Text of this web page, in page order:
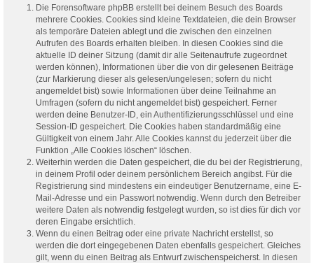
Die Forensoftware phpBB erstellt bei deinem Besuch des Boards
mehrere Cookies. Cookies sind kleine Textdateien, die dein Browser
als temporäre Dateien ablegt und die zwischen den einzelnen
Aufrufen des Boards erhalten bleiben. In diesen Cookies sind die
aktuelle ID deiner Sitzung (damit dir alle Seitenaufrufe zugeordnet
werden können), Informationen über die von dir gelesenen Beiträge
(zur Markierung dieser als gelesen/ungelesen; sofern du nicht
angemeldet bist) sowie Informationen über deine Teilnahme an
Umfragen (sofern du nicht angemeldet bist) gespeichert. Ferner
werden deine Benutzer-ID, ein Authentifizierungsschlüssel und eine
Session-ID gespeichert. Die Cookies haben standardmäßig eine
Gültigkeit von einem Jahr. Alle Cookies kannst du jederzeit über die
Funktion „Alle Cookies löschen“ löschen.
Weiterhin werden die Daten gespeichert, die du bei der Registrierung,
in deinem Profil oder deinem persönlichem Bereich angibst. Für die
Registrierung sind mindestens ein eindeutiger Benutzername, eine E-
Mail-Adresse und ein Passwort notwendig. Wenn durch den Betreiber
weitere Daten als notwendig festgelegt wurden, so ist dies für dich vor
deren Eingabe ersichtlich.
Wenn du einen Beitrag oder eine private Nachricht erstellst, so
werden die dort eingegebenen Daten ebenfalls gespeichert. Gleiches
gilt, wenn du einen Beitrag als Entwurf zwischenspeicherst. In diesen